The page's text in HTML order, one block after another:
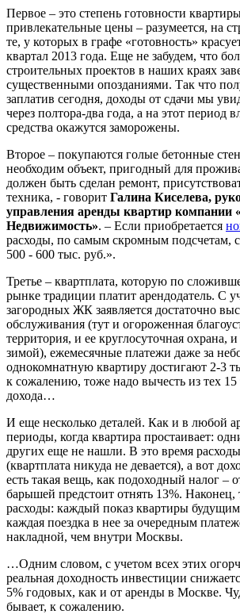
Первое – это степень готовности
привлекательные цены – разумеется, на
те, у которых в графе «готовность»
квартал 2013 года. Еще не забудем, что
строительных проектов в наших краях
существенными опозданиями. Так что
заплатив сегодня, доходы от сдачи мы
через полтора-два года, а на этот период
средства окажутся заморожены.
Второе – покупаются голые бетонные
необходим объект, пригодный для
должен быть сделан ремонт,
техника, - говорит Галина Киселева,
управления аренды квартир
Недвижимость». – Если приобретается
расходы, по самым скромным подсчетам,
500 - 600 тыс. руб.».
Третье – квартплата, которую по
рынке традиции платит арендодатель. С
загородных ЖК заявляется достаточно
обслуживания (тут и огороженная
территория, и ее круглосуточная охрана, и
зимой), ежемесячные платежи даже за
однокомнатную квартиру достигают 2-3
к сожалению, тоже надо вычесть из тех
дохода…
И еще несколько деталей. Как и в любой
периоды, когда квартира простаивает:
других еще не нашли. В это время
(квартплата никуда не девается), а вот
есть такая вещь, как подоходный налог –
барышей предстоит отнять 13%. Наконец,
расходы: каждый показ квартиры будущим
каждая поездка в нее за очередным
накладной, чем внутри Москвы.
…Одним словом, с учетом всех этих
реальная доходность инвестиции
5% годовых, как и от аренды в Москве.
бывает, к сожалению.